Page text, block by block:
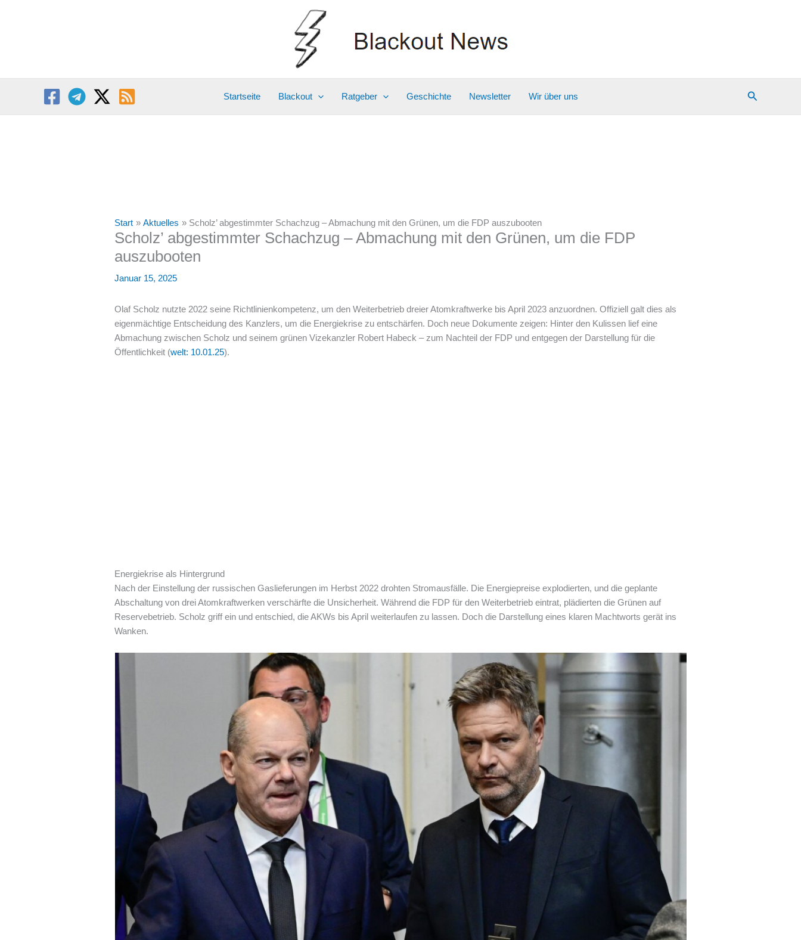
Startseite Blackout Ratgeber Geschichte Newsletter Wir über uns Suchen
Start Aktuelles Scholz’ abgestimmter Schachzug – Abmachung mit den Grünen, um die FDP auszubooten
Scholz’ abgestimmter Schachzug – Abmachung mit den Grünen, um die FDP
auszubooten
Januar 15, 2025
Olaf Scholz nutzte 2022 seine Richtlinienkompetenz, um den Weiterbetrieb dreier Atomkraftwerke bis April 2023 anzuordnen. Offiziell galt dies als
eigenmächtige Entscheidung des Kanzlers, um die Energiekrise zu entschärfen. Doch neue Dokumente zeigen: Hinter den Kulissen lief eine
Abmachung zwischen Scholz und seinem grünen Vizekanzler Robert Habeck – zum Nachteil der FDP und entgegen der Darstellung für die
Öffentlichkeit (welt: 10.01.25).
Energiekrise als Hintergrund
Nach der Einstellung der russischen Gaslieferungen im Herbst 2022 drohten Stromausfälle. Die Energiepreise explodierten, und die geplante
Abschaltung von drei Atomkraftwerken verschärfte die Unsicherheit. Während die FDP für den Weiterbetrieb eintrat, plädierten die Grünen auf
Reservebetrieb. Scholz griff ein und entschied, die AKWs bis April weiterlaufen zu lassen. Doch die Darstellung eines klaren Machtworts gerät ins
Wanken.